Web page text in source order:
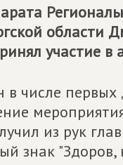
области
участие в
числе первых
из рук
знак "Здоров,